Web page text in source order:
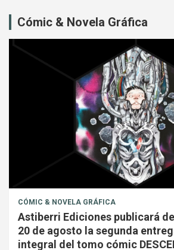
Cómic & Novela Gráfica
CÓMIC & NOVELA GRÁFICA
Astiberri Ediciones publicará
20 de agosto la segunda
integral del tomo cómic